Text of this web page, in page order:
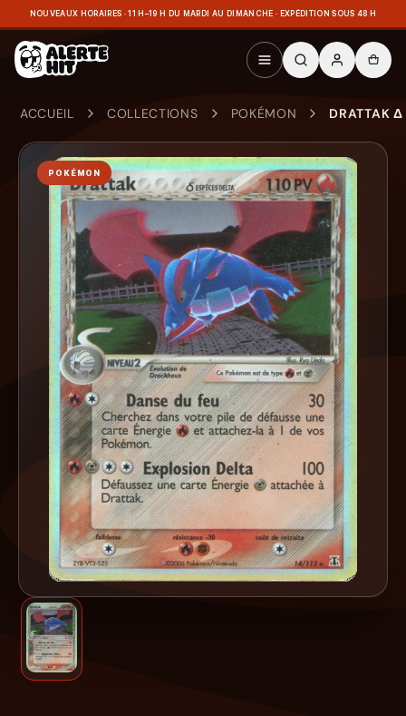
NOUVEAUX HORAIRES · 11 H–19 H DU MARDI AU DIMANCHE · EXPÉDITION SOUS 48 H
ACCUEIL COLLECTIONS POKÉMON DRATTAK Δ
POKÉMON